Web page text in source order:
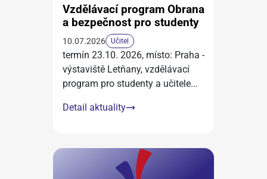
Vzdělávací program Obrana
a bezpečnost pro studenty
10.07.2026 Učitel
termín 23.10. 2026, místo: Praha -
výstaviště Letňany, vzdělávací
program pro studenty a učitele...
Detail aktuality